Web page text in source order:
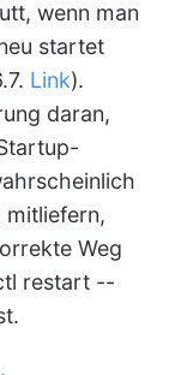
wenn man
startet
Link).
daran,
mitliefern,
Weg
restart --